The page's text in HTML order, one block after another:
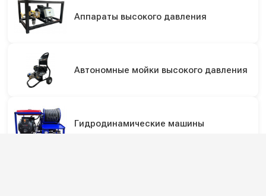
Аппараты высокого давления
Автономные мойки высокого давления
Гидродинамические машины